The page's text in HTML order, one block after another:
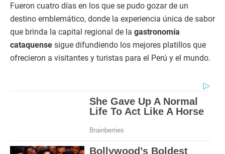
Fueron cuatro días en los que se pudo gozar de un
destino emblemático, donde la experiencia única de sabor
que brinda la capital regional de la gastronomía
cataquense sigue difundiendo los mejores platillos que
ofrecieron a visitantes y turistas para el Perú y el mundo.